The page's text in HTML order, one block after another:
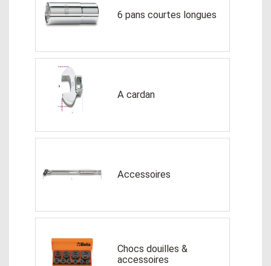
6 pans courtes longues
A cardan
Accessoires
Chocs douilles &
accessoires